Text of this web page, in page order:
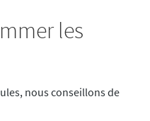
les
nous conseillons de